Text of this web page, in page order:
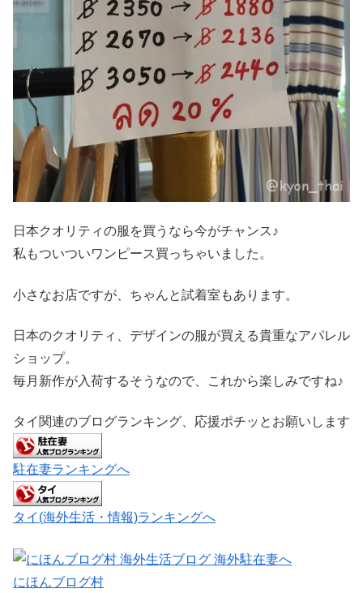
日本クオリティの服を買うなら今がチャンス♪
私もついついワンピース買っちゃいました。
小さなお店ですが、ちゃんと試着室もあります。
日本のクオリティ、デザインの服が買える貴重なアパレル
ショップ。
毎月新作が入荷するそうなので、これから楽しみですね♪
タイ関連のブログランキング、応援ポチッとお願いします
駐在妻ランキングへ
タイ(海外生活・情報)ランキングへ
にほんブログ村